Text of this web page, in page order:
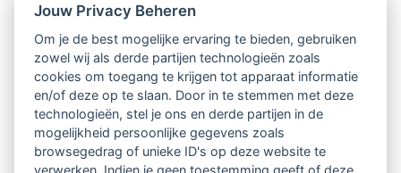
Intervisie met geregistreerde vakgenoten
Netwerk van 2100 professionals in 14
regio's
Vindbaar voor opdrachtgevers
Jouw Privacy Beheren
Om je de best mogelijke ervaring te bieden, gebruiken
zowel wij als derde partijen technologieën zoals
cookies om toegang te krijgen tot apparaat informatie
en/of deze op te slaan. Door in te stemmen met deze
technologieën, stel je ons en derde partijen in de
mogelijkheid persoonlijke gegevens zoals
browsegedrag of unieke ID's op deze website te